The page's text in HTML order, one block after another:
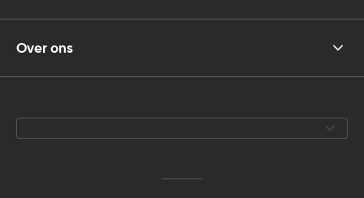
Over ons